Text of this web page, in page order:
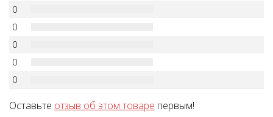
0
0
0
0
0
Оставьте отзыв об этом товаре первым!